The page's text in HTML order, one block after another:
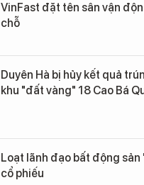
VinFast đặt tên sân vận
chỗ
Duyên Hà bị hủy kết quả
khu "đất vàng" 18 Cao Bá
Loạt lãnh đạo bất động sản
cổ phiếu